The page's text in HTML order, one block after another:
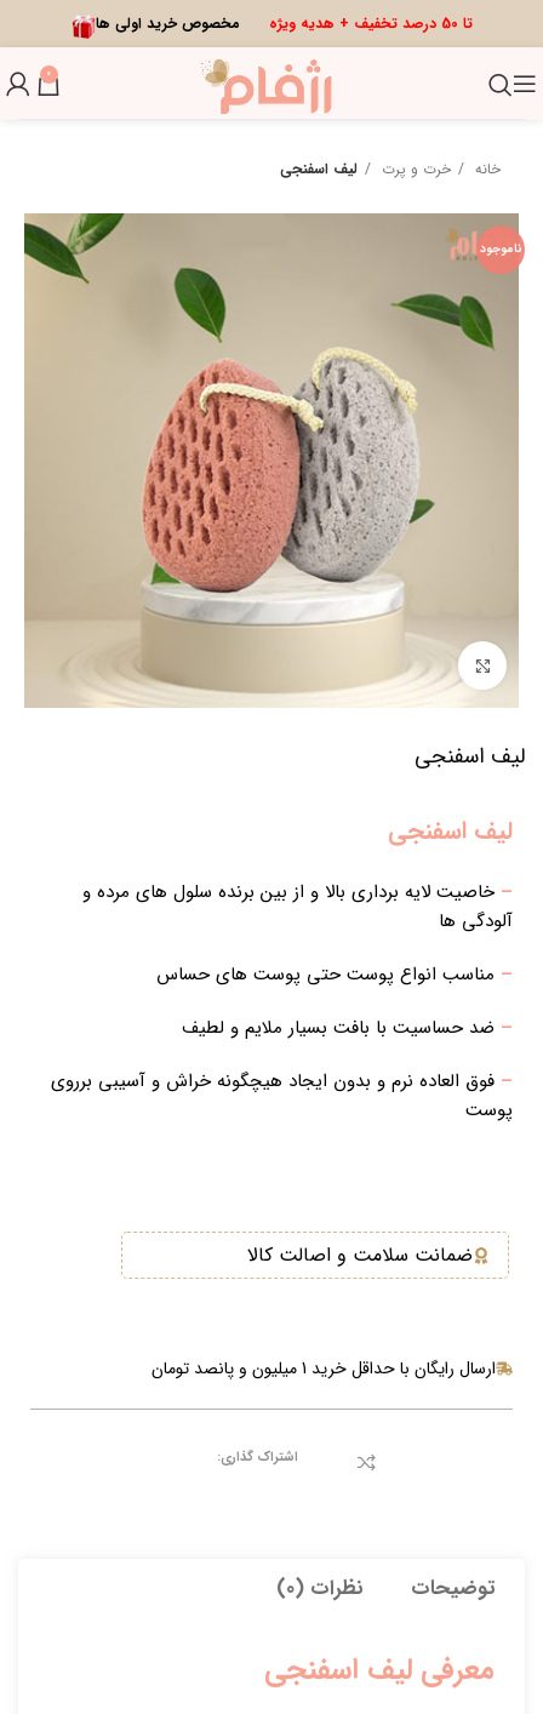
تا 50 درصد تخفیف + هدیه ویژه مخصوص خرید اولی ها
0
خانه خرت و پرت لیف اسفنجی
ناموجود
برای بزرگنمایی کلیک کنید
لیف اسفنجی
لیف اسفنجی
– خاصیت لایه برداری بالا و از بین برنده سلول های مرده و
آلودگی ها
– مناسب انواع پوست حتی پوست های حساس
– ضد حساسیت با بافت بسیار ملایم و لطیف
– فوق العاده نرم و بدون ایجاد هیچگونه خراش و آسیبی برروی
پوست
ضمانت سلامت و اصالت کالا
ارسال رایگان با حداقل خرید 1 میلیون و پانصد تومان
اشتراک گذاری:
توضیحات نظرات (0)
معرفی لیف اسفنجی